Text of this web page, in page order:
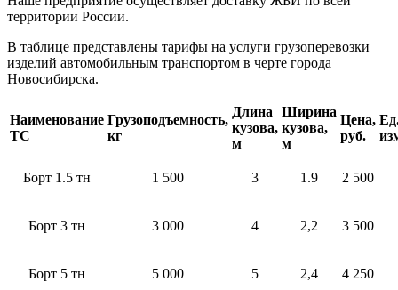
территории России.
В таблице представлены тарифы на услуги грузоперевозки
изделий автомобильным транспортом в черте города
Новосибирска.
Наименование
ТС
Грузоподъемность,
кг
Длина
кузова,
м
Ширина
кузова,
м
Цена,
руб.
Борт 1.5 тн 1 500 3 1.9 2 500
Борт 3 тн 3 000 4 2,2 3 500
Борт 5 тн 5 000 5 2,4 4 250